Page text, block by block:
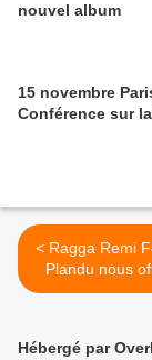
nouvel album
15 novembre
Conférence sur
< Ragga Remi Feat. Masta
Plandu nous
vision du
Hébergé par